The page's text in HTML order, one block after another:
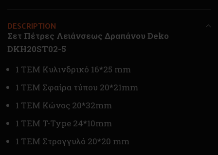
DESCRIPTION
Σετ Πέτρες Λειάνσεως Δραπάνου Deko
DKH20ST02-5
1 ΤΕΜ Κυλινδρικό 16*25 mm
1 ΤΕΜ Σφαίρα τύπου 20*21mm
1 ΤΕΜ Κώνος 20*32mm
1 ΤΕΜ T-Type 24*10mm
1 ΤΕΜ Στρογγυλό 20*20 mm